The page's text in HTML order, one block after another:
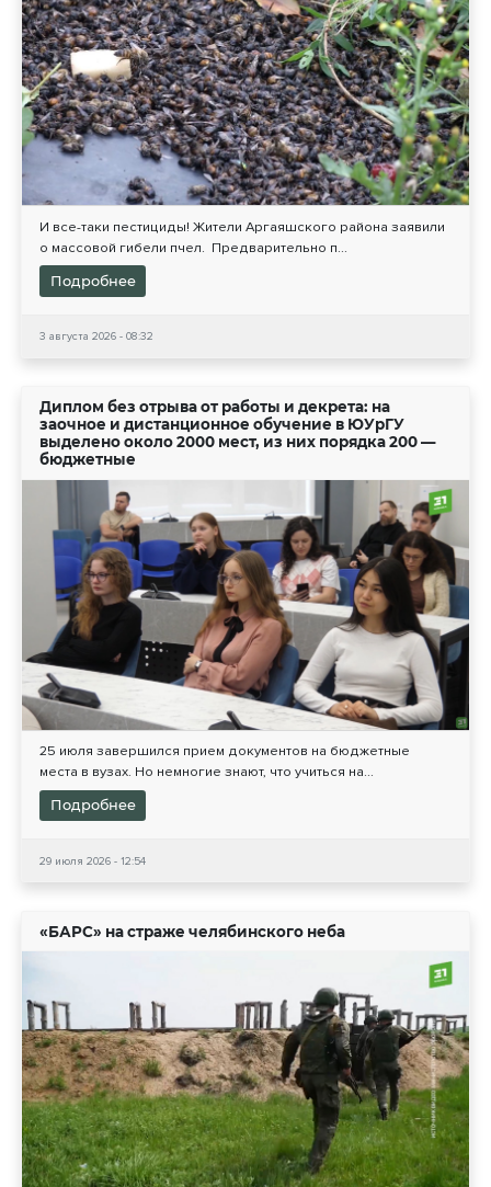
И все-таки пестициды! Жители Аргаяшского района заявили
о массовой гибели пчел. Предварительно п...
Подробнее
3 августа 2026 - 08:32
Диплом без отрыва от работы и декрета: на
заочное и дистанционное обучение в ЮУрГУ
выделено около 2000 мест, из них порядка 200 —
бюджетные
25 июля завершился прием документов на бюджетные
места в вузах. Но немногие знают, что учиться на...
Подробнее
29 июля 2026 - 12:54
«БАРС» на страже челябинского неба